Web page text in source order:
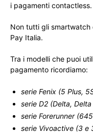
i pagamenti contactless.
Non tutti gli smartwatch
Pay Italia.
Tra i modelli che puoi
pagamento ricordiamo:
serie Fenix (5 Plus,
serie D2 (Delta,
serie Forerunner
serie Vivoactive (3 e